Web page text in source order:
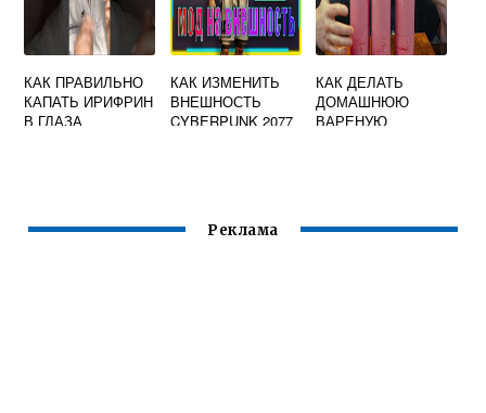
КАК ПРАВИЛЬНО
КАПАТЬ ИРИФРИН
В ГЛАЗА
КАК ИЗМЕНИТЬ
ВНЕШНОСТЬ
CYBERPUNK 2077
КАК ДЕЛАТЬ
ДОМАШНЮЮ
ВАРЕНУЮ
Реклама